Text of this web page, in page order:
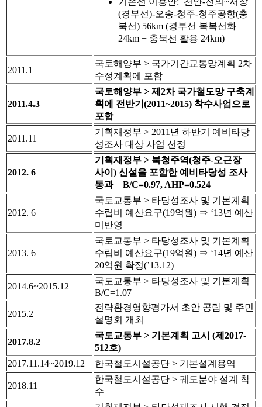
(경부선)-오송-청주-청주공항(충
북선) 56km (경부선 복복선화
24km + 충북선 활용 24km)
2011.1
국토해양부 > 국가기간교통망계획 2차
수정계획에 포함
2011.4.3
국토해양부 > 제2차 국가철도망 구축계
획에 전반기(2011~2015) 착수사업으로
포함
2011.11
기획재정부 > 2011년 하반기 예비타당
성조사 대상 사업 선정
2012. 6
기획재정부 > 북청주역(청주-오근장
사이) 신설을 포함한 예비타당성 조사
통과 B/C=0.97, AHP=0.524
2012. 6
국토교통부 > 타당성조사 및 기본계획
수립비 예산요구(19억원) ⇒ ‘13년 예산
미반영
2013. 6
국토교통부 > 타당성조사 및 기본계획
수립비 예산요구(19억원) ⇒ ‘14년 예산
20억원 확정(’13.12)
2014.6~2015.12
국토교통부 > 타당성조사 및 기본계획
B/C=1.07
2015.2
전략환경영향평가서 초안 공람 및 주민
설명회 개최
2017.8.2
국토교통부 > 기본계획 고시 (제2017-
512호)
2017.11.14~2019.12
한국철도시설공단 > 기본설계용역
2018.11
한국철도시설공단 > 궤도분야 설계 착
수